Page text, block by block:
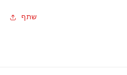
שתף